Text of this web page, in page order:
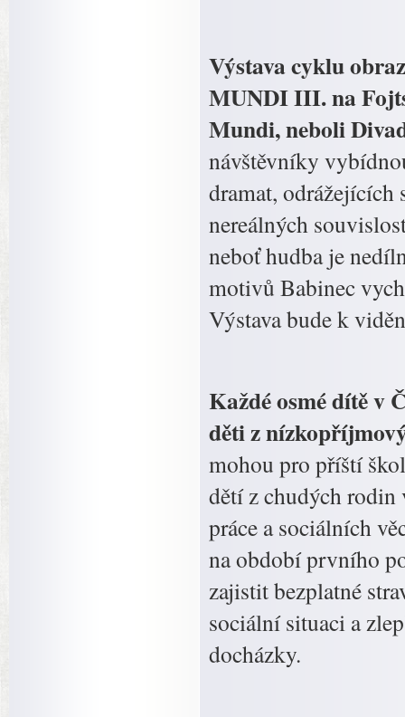
Výstava cyklu
MUNDI III. na
Mundi, neboli
návštěvníky
dramat, odrážejících
nereálných
neboť hudba je
motivů Babinec
Výstava bude k
Každé osmé dítě v
děti z
mohou pro příští
dětí z chudých
práce a sociálních
na období prvního
zajistit bezplatné
sociální situaci a
docházky.